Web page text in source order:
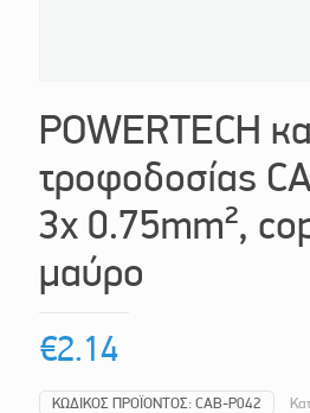
POWERTECH
τροφοδοσίας
3x 0.75mm²,
μαύρο
€2.14
ΚΩΔΙΚΌΣ ΠΡΟΪΌΝΤΟΣ: CAB-P042